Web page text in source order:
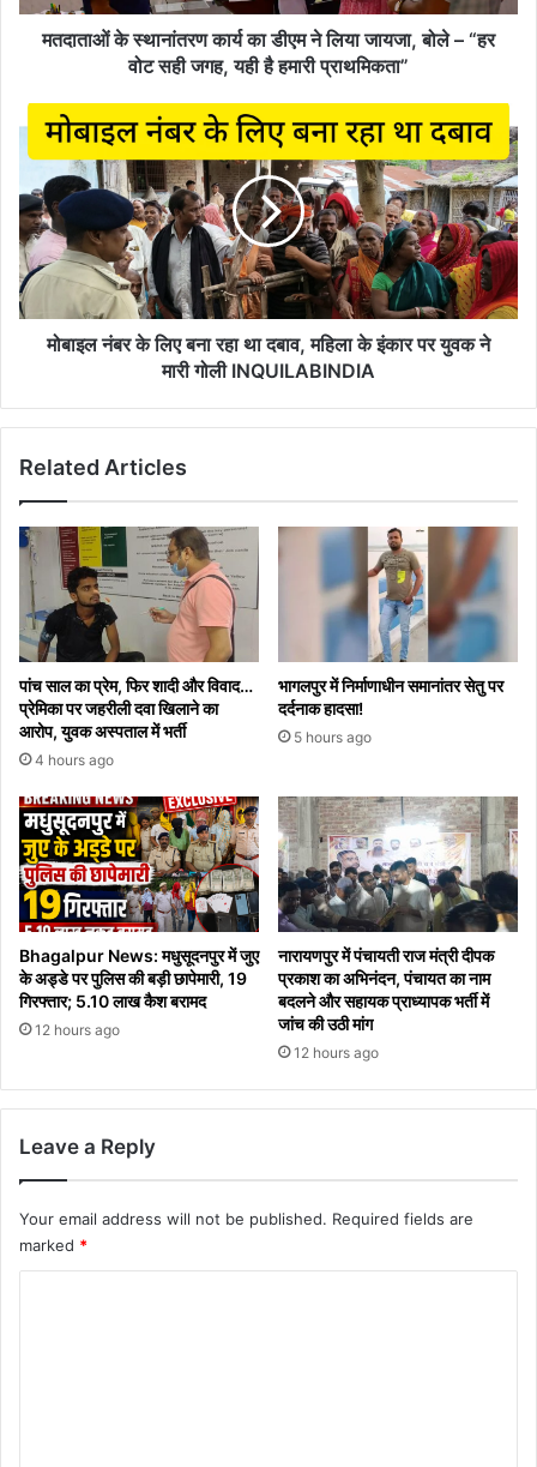
जायजा,
वोट
जगह,
यही
है
हमारी
प्राथमिकता”
मतदाताओं के स्थानांतरण कार्य का डीएम ने लिया जायजा, बोले – “हर
वोट सही जगह, यही है हमारी प्राथमिकता”
के
लिए
बना
रहा
था
दबाव,
महिला
मारी
मोबाइल नंबर के लिए बना रहा था दबाव, महिला के इंकार पर युवक ने
मारी गोली INQUILABINDIA
Related Articles
पांच साल का प्रेम, फिर शादी और विवाद…
प्रेमिका पर जहरीली दवा खिलाने का
आरोप, युवक अस्पताल में भर्ती
4 hours ago
भागलपुर में निर्माणाधीन समानांतर सेतु पर
दर्दनाक हादसा!
5 hours ago
Bhagalpur News: मधुसूदनपुर में जुए
के अड्डे पर पुलिस की बड़ी छापेमारी, 19
गिरफ्तार; 5.10 लाख कैश बरामद
12 hours ago
नारायणपुर में पंचायती राज मंत्री दीपक
प्रकाश का अभिनंदन, पंचायत का नाम
बदलने और सहायक प्राध्यापक भर्ती में
जांच की उठी मांग
12 hours ago
Leave a Reply
Your email address will not be published. Required fields are
marked *